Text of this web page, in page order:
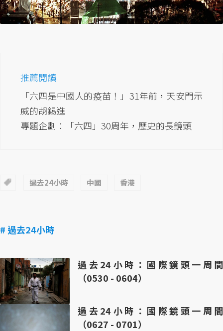
推薦閱讀
「六四是中國人的疫苗！」31年前，天安門示
威的胡錫進
專題企劃：「六四」30周年，歷史的長鏡頭
過去24小時 中國 香港
# 過去24小時
過去24小時：國際鏡頭一周間
（0530 - 0604）
過去24小時：國際鏡頭一周間
（0627 - 0701）